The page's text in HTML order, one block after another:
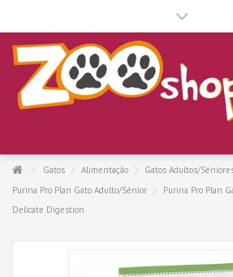
Gatos Alimentação
Gatos Adultos/
Purina Pro Plan Gato Adulto/Sénior
Purina Pro Plan
Delicate Digestion